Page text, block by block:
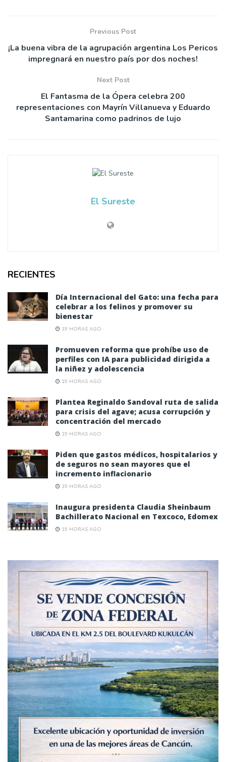
Previous Post
¡La buena vibra de la agrupación argentina Los Pericos
impregnará en nuestro país por dos noches!
Next Post
El Fantasma de la Ópera celebra 200
representaciones con Mayrín Villanueva y Eduardo
Santamarina como padrinos de lujo
El Sureste
RECIENTES
Día Internacional del Gato: una fecha para
celebrar a los felinos y promover su
bienestar
19 HORAS AGO
Promueven reforma que prohíbe uso de
perfiles con IA para publicidad dirigida a
la niñez y adolescencia
19 HORAS AGO
Plantea Reginaldo Sandoval ruta de salida
para crisis del agave; acusa corrupción y
concentración del mercado
19 HORAS AGO
Piden que gastos médicos, hospitalarios y
de seguros no sean mayores que el
incremento inflacionario
19 HORAS AGO
Inaugura presidenta Claudia Sheinbaum
Bachillerato Nacional en Texcoco, Edomex
19 HORAS AGO